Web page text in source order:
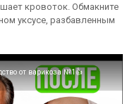
кровоток. Обмакните
уксусе, разбавленным
от варикоза №1👍